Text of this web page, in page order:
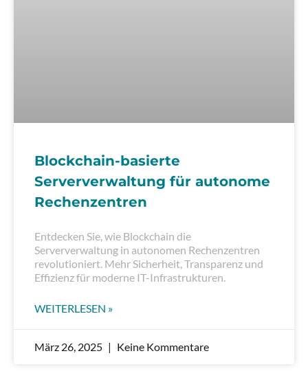
Blockchain-basierte
Serververwaltung für autonome
Rechenzentren
Entdecken Sie, wie Blockchain die
Serververwaltung in autonomen Rechenzentren
revolutioniert. Mehr Sicherheit, Transparenz und
Effizienz für moderne IT-Infrastrukturen.
WEITERLESEN »
März 26, 2025 Keine Kommentare